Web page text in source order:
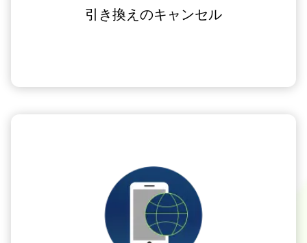
引き換えのキャンセル